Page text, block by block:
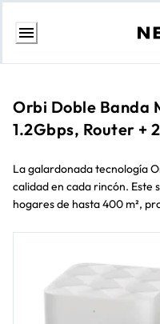
Ir
Orbi Doble Banda
1.2Gbps, Router +
La galardonada tecnología
calidad en cada rincón. Este
hogares de hasta 400 m²,